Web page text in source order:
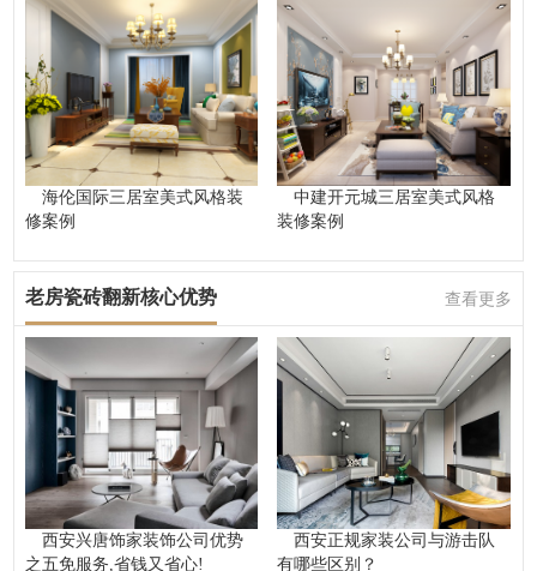
海伦国际三居室美式风格装
修案例
中建开元城三居室美式风格
装修案例
老房瓷砖翻新核心优势 查看更多
西安兴唐饰家装饰公司优势
之五免服务,省钱又省心!
西安正规家装公司与游击队
有哪些区别？